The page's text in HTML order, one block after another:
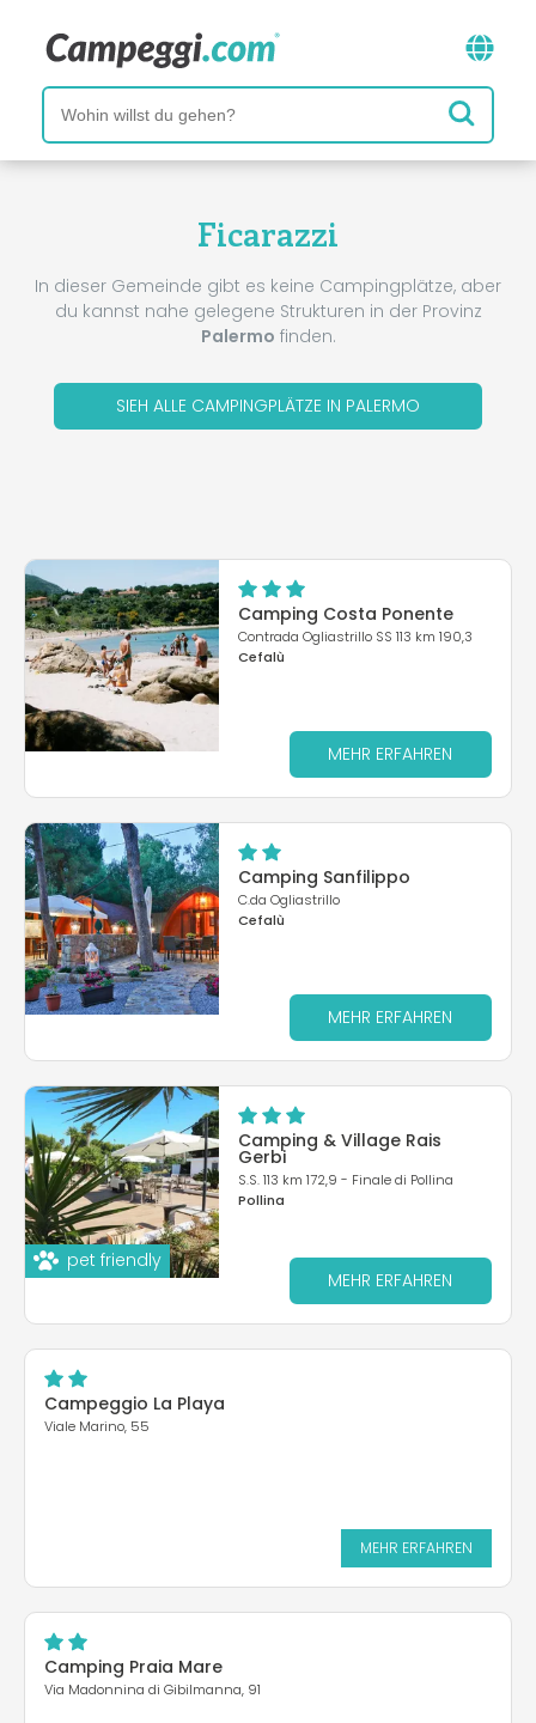
Ficarazzi
In dieser Gemeinde gibt es keine Campingplätze, aber
du kannst nahe gelegene Strukturen in der Provinz
Palermo finden.
SIEH ALLE CAMPINGPLÄTZE IN PALERMO
Camping Costa Ponente
Contrada Ogliastrillo SS 113 km 190,3
Cefalù
MEHR ERFAHREN
Camping Sanfilippo
C.da Ogliastrillo
Cefalù
MEHR ERFAHREN
pet friendly
Camping & Village Rais
Gerbi
S.S. 113 km 172,9 - Finale di Pollina
Pollina
MEHR ERFAHREN
Campeggio La Playa
Viale Marino, 55
MEHR ERFAHREN
Camping Praia Mare
Via Madonnina di Gibilmanna, 91